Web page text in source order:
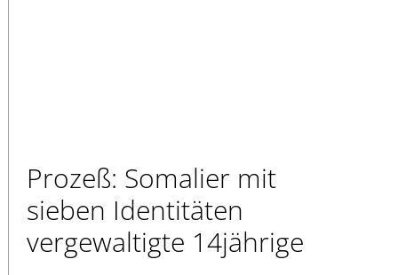
Prozeß: Somalier mit
sieben Identitäten
vergewaltigte 14jährige